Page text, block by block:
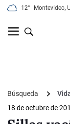
12° Montevideo,
Búsqueda
18 de octubre de